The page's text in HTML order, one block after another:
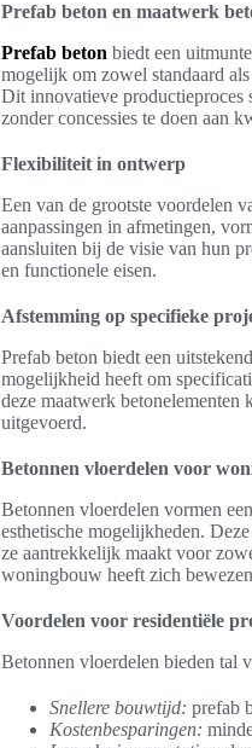
Prefab beton en maatwerk
Prefab beton biedt een
mogelijk om zowel standaard
Dit innovatieve productieproces
zonder concessies te doen aan
Flexibiliteit in ontwerp
Een van de grootste voordelen
aanpassingen in afmetingen,
aansluiten bij de visie van hun
en functionele eisen.
Afstemming op specifieke
Prefab beton biedt een
mogelijkheid heeft om
deze maatwerk
uitgevoerd.
Betonnen vloerdelen voor
Betonnen vloerdelen vormen
esthetische mogelijkheden.
ze aantrekkelijk maakt voor
woningbouw heeft zich
Voordelen voor residentiële
Betonnen vloerdelen bieden tal
Snellere bouwtijd: prefab
Kostenbesparingen: